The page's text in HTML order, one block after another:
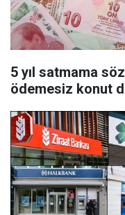
5 yıl satmama
ödemesiz konut